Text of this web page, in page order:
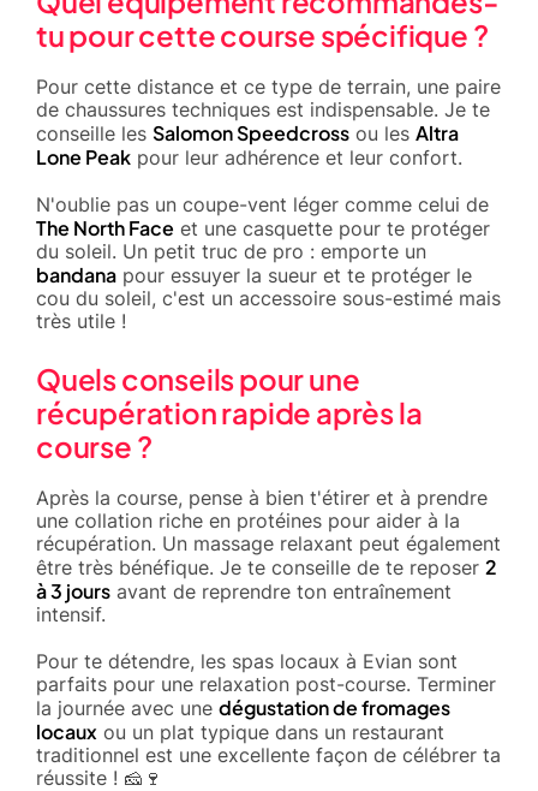
tu pour cette course spécifique ?
Pour cette distance et ce type de terrain, une paire
de chaussures techniques est indispensable. Je te
conseille les Salomon Speedcross ou les Altra
Lone Peak pour leur adhérence et leur confort.
N'oublie pas un coupe-vent léger comme celui de
The North Face et une casquette pour te protéger
du soleil. Un petit truc de pro : emporte un
bandana pour essuyer la sueur et te protéger le
cou du soleil, c'est un accessoire sous-estimé mais
très utile !
Quels conseils pour une
récupération rapide après la
course ?
Après la course, pense à bien t'étirer et à prendre
une collation riche en protéines pour aider à la
récupération. Un massage relaxant peut également
être très bénéfique. Je te conseille de te reposer 2
à 3 jours avant de reprendre ton entraînement
intensif.
Pour te détendre, les spas locaux à Evian sont
parfaits pour une relaxation post-course. Terminer
la journée avec une dégustation de fromages
locaux ou un plat typique dans un restaurant
traditionnel est une excellente façon de célébrer ta
réussite ! 🧀🍷